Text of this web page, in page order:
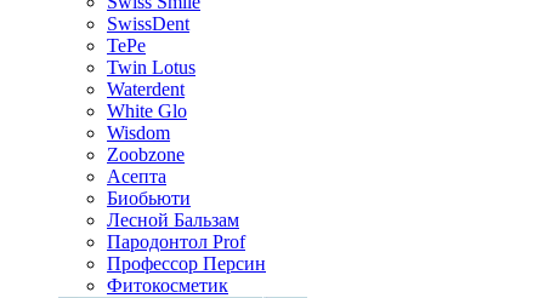
SwissDent
TePe
Twin Lotus
Waterdent
White Glo
Wisdom
Zoobzone
Асепта
Биобьюти
Лесной Бальзам
Пародонтол Prof
Профессор Персин
Фитокосметик